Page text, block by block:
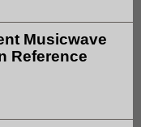
Musicwave
Reference